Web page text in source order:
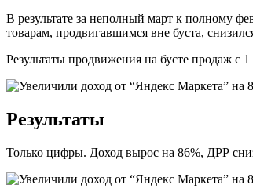
В результате за неполный март к полному
товарам, продвигавшимся вне буста,
Результаты продвижения на бусте продаж с
Результаты
Только цифры. Доход вырос на 86%, ДРР